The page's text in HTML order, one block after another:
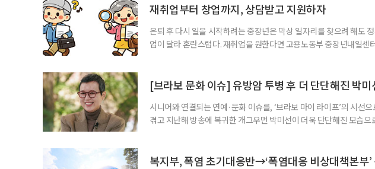
재취업부터 창업까지, 상담받고 지원하자
은퇴 후 다시 일을 시작하려는 중장년은 막상 일자리를 찾으려 해도
업이 달라 혼란스럽다. 재취업을 원한다면 고용노동부 중장년내일센
준비부터 구직 수당까지 고용노동부 국민취업지원제도 구직활동이
업 지원 계획을 세
[브라보 문화 이슈] 유방암 투병 후 더 단단해진 박미
시니어와 연결되는 연예·문화 이슈를, ‘브라보 마이 라이프’의 시선
겪고 지난해 방송에 복귀한 개그우먼 박미선이 더욱 단단해진 모습
까. 오랜 방송 생활 뒤 전해진 투병 소식 박미선은 재치 있는 말솜씨와
복지부, 폭염 초기대응반→‘폭염대응 비상대책본부’